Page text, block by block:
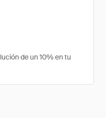
de un 10% en tu